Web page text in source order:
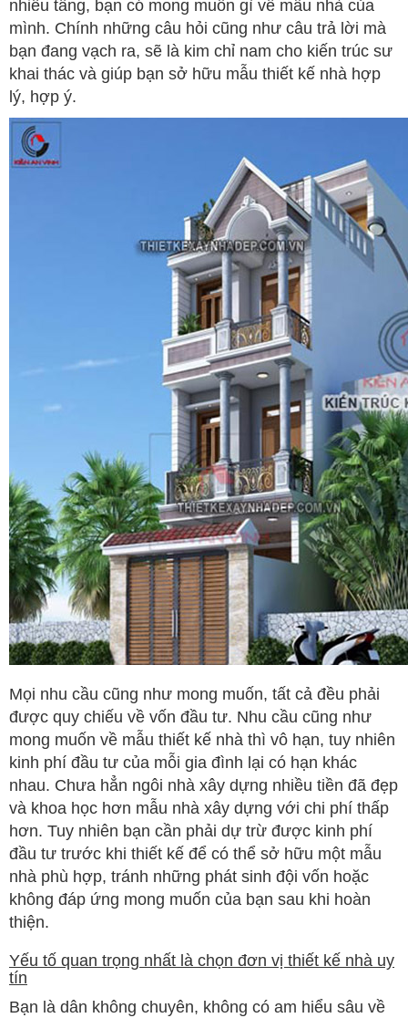
nhiêu tầng, bạn có mong muốn gì về mẫu nhà của
mình. Chính những câu hỏi cũng như câu trả lời mà
bạn đang vạch ra, sẽ là kim chỉ nam cho kiến trúc sư
khai thác và giúp bạn sở hữu mẫu thiết kế nhà hợp
lý, hợp ý.
Mọi nhu cầu cũng như mong muốn, tất cả đều phải
được quy chiếu về vốn đầu tư. Nhu cầu cũng như
mong muốn về mẫu thiết kế nhà thì vô hạn, tuy nhiên
kinh phí đầu tư của mỗi gia đình lại có hạn khác
nhau. Chưa hẳn ngôi nhà xây dựng nhiều tiền đã đẹp
và khoa học hơn mẫu nhà xây dựng với chi phí thấp
hơn. Tuy nhiên bạn cần phải dự trừ được kinh phí
đầu tư trước khi thiết kế để có thể sở hữu một mẫu
nhà phù hợp, tránh những phát sinh đội vốn hoặc
không đáp ứng mong muốn của bạn sau khi hoàn
thiện.
Yếu tố quan trọng nhất là chọn đơn vị thiết kế nhà uy
tín
Bạn là dân không chuyên, không có am hiểu sâu về